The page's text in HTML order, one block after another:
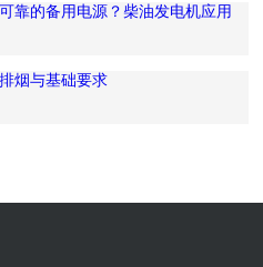
靠的备用电源？柴油发电机应用
烟与基础要求